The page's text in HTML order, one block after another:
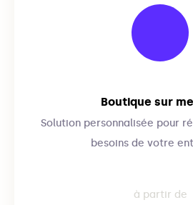
Boutique sur
Solution personnalisée pour
besoins de votre
à partir de